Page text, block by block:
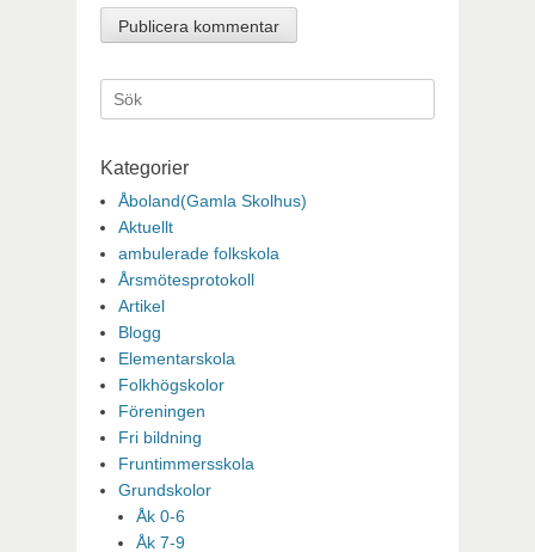
Sök
efter:
Kategorier
Åboland(Gamla Skolhus)
Aktuellt
ambulerade folkskola
Årsmötesprotokoll
Artikel
Blogg
Elementarskola
Folkhögskolor
Föreningen
Fri bildning
Fruntimmersskola
Grundskolor
Åk 0-6
Åk 7-9